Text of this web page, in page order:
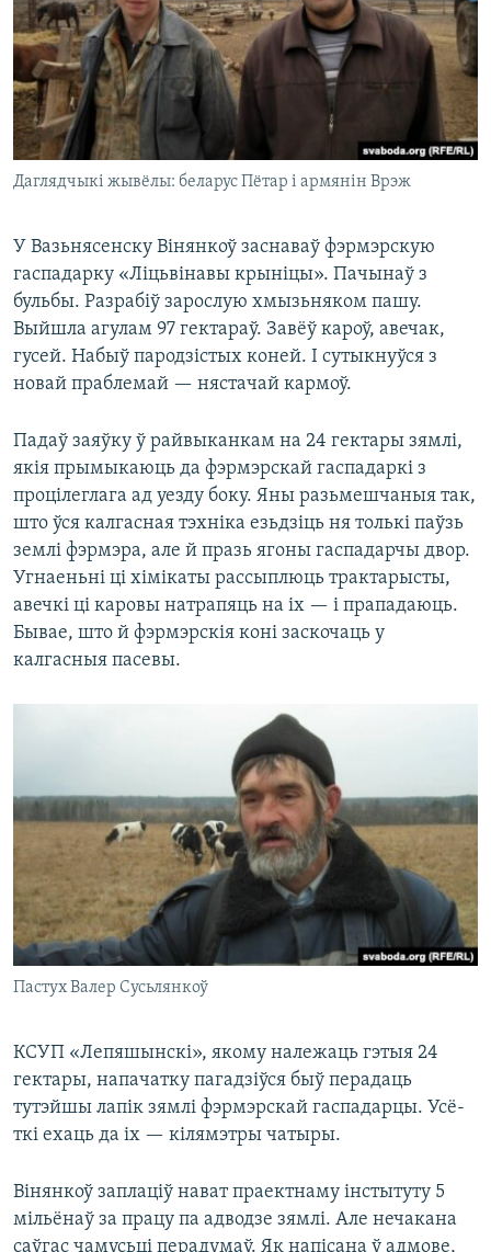
Даглядчыкі жывёлы: беларус Пётар і армянін Врэж
У Вазьнясенску Вінянкоў заснаваў фэрмэрскую
гаспадарку «Ліцьвінавы крыніцы». Пачынаў з
бульбы. Разрабіў зарослую хмызьняком пашу.
Выйшла агулам 97 гектараў. Завёў кароў, авечак,
гусей. Набыў пародзістых коней. І сутыкнуўся з
новай праблемай — нястачай кармоў.
Падаў заяўку ў райвыканкам на 24 гектары зямлі,
якія прымыкаюць да фэрмэрскай гаспадаркі з
процілеглага ад уезду боку. Яны разьмешчаныя так,
што ўся калгасная тэхніка езьдзіць ня толькі паўзь
землі фэрмэра, але й празь ягоны гаспадарчы двор.
Угнаеньні ці хімікаты рассыплюць трактарысты,
авечкі ці каровы натрапяць на іх — і прападаюць.
Бывае, што й фэрмэрскія коні заскочаць у
калгасныя пасевы.
Пастух Валер Сусьлянкоў
КСУП «Лепяшынскі», якому належаць гэтыя 24
гектары, напачатку пагадзіўся быў перадаць
тутэйшы лапік зямлі фэрмэрскай гаспадарцы. Усё-
ткі ехаць да іх — кілямэтры чатыры.
Вінянкоў заплаціў нават праектнаму інстытуту 5
мільёнаў за працу па адводзе зямлі. Але нечакана
саўгас чамусьці перадумаў. Як напісана ў адмове,